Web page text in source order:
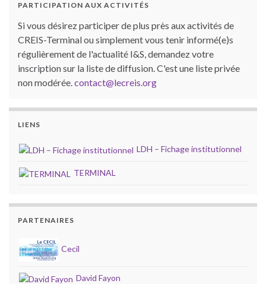
PARTICIPATION AUX ACTIVITÉS
Si vous désirez participer de plus près aux activités de
CREIS-Terminal ou simplement vous tenir informé(e)s
régulièrement de l'actualité I&S, demandez votre
inscription sur la liste de diffusion. C'est une liste privée
non modérée.contact@lecreis.org
LIENS
LDH – Fichage institutionnel
TERMINAL
PARTENAIRES
Cecil
David Fayon